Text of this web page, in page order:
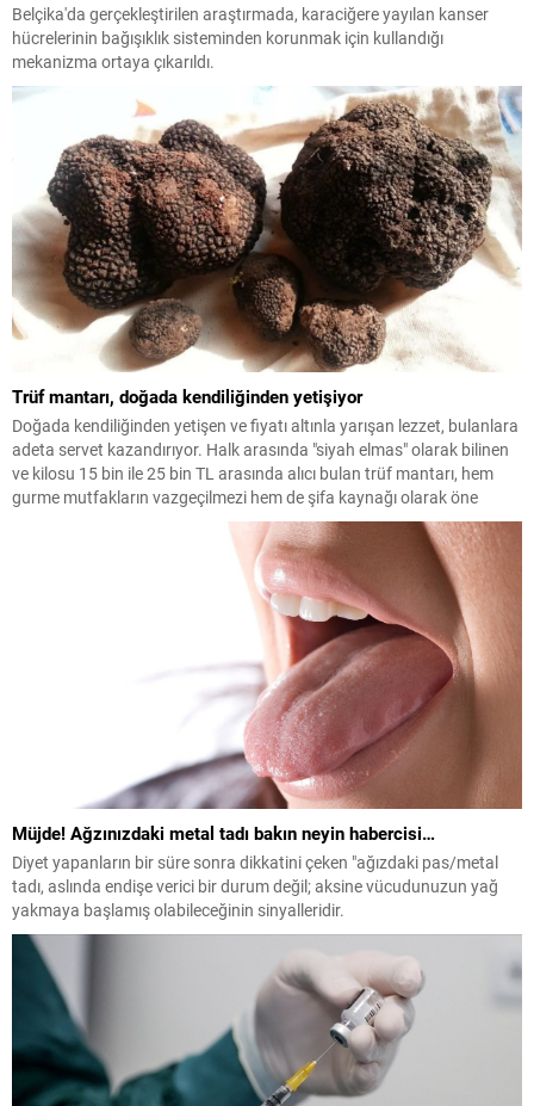
Belçika'da gerçekleştirilen araştırmada, karaciğere yayılan kanser
hücrelerinin bağışıklık sisteminden korunmak için kullandığı
mekanizma ortaya çıkarıldı.
Trüf mantarı, doğada kendiliğinden yetişiyor
Doğada kendiliğinden yetişen ve fiyatı altınla yarışan lezzet, bulanlara
adeta servet kazandırıyor. Halk arasında "siyah elmas" olarak bilinen
ve kilosu 15 bin ile 25 bin TL arasında alıcı bulan trüf mantarı, hem
gurme mutfakların vazgeçilmezi hem de şifa kaynağı olarak öne
Müjde! Ağzınızdaki metal tadı bakın neyin habercisi…
Diyet yapanların bir süre sonra dikkatini çeken "ağızdaki pas/metal
tadı, aslında endişe verici bir durum değil; aksine vücudunuzun yağ
yakmaya başlamış olabileceğinin sinyalleridir.